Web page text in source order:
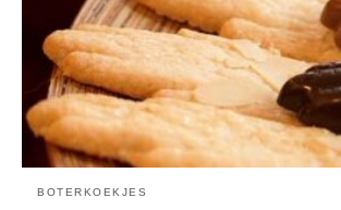
BOTERKOEKJES